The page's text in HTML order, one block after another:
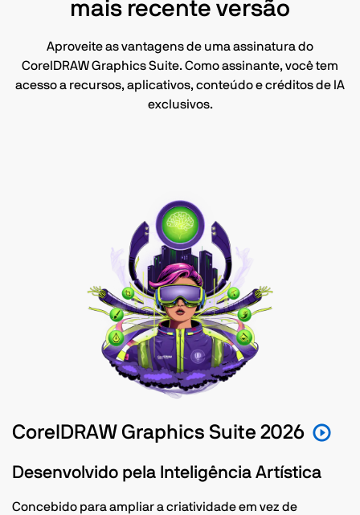
mais recente versão
Aproveite as vantagens de uma assinatura do
CorelDRAW Graphics Suite. Como assinante, você tem
acesso a recursos, aplicativos, conteúdo e créditos de IA
exclusivos.
CorelDRAW Graphics Suite 2026
Desenvolvido pela Inteligência Artística
Concebido para ampliar a criatividade em vez de